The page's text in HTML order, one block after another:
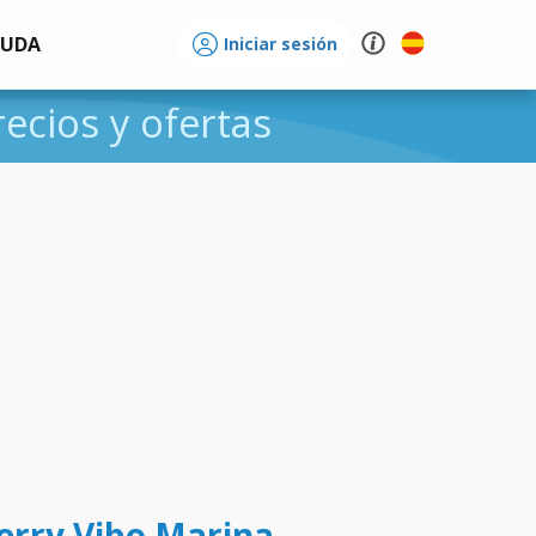
Iniciar sesión
y ofertas